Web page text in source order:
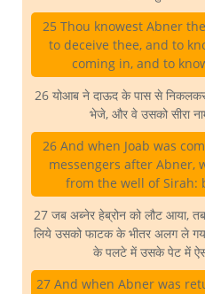
25 Thou knowest Abner
to deceive thee, and to
coming in, and to
26 योआब ने दाऊद के पास से
भेजे, और वे उसको सीरा
26 And when Joab was
messengers after Abner,
from the well of Sirah:
27 जब अब्नेर हेब्रोन को लौट आया,
लिये उसको फाटक के भीतर अलग ले
के पलटे में उसके पेट में ऐसा
27 And when Abner was